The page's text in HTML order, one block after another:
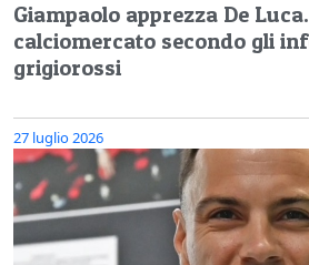
Giampaolo apprezza De
calciomercato secondo gli
grigiorossi
27 luglio 2026